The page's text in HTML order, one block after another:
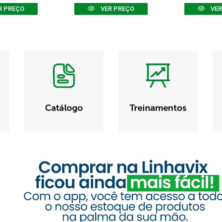
PREÇO VER PREÇO